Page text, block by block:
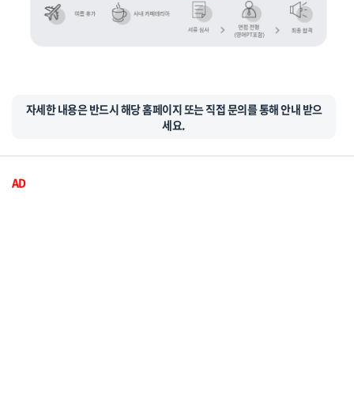
자세한 내용은 반드시 해당 홈페이지 또는 직접 문의를 통해 안내 받으
세요.
AD